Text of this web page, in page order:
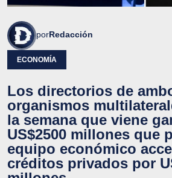
porRedacción
ECONOMÍA
Los directorios de
organismos
la semana que viene
US$2500 millones que
equipo económico
créditos privados por